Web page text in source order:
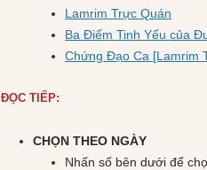
Lamrim Trực Quán
Ba Điểm Tinh Yếu của
Chứng Đạo Ca [Lamrim
ĐỌC TIẾP:
CHỌN THEO NGÀY
Nhấn số bên dưới để